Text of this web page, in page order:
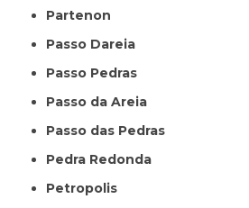
Partenon
Passo Dareia
Passo Pedras
Passo da Areia
Passo das Pedras
Pedra Redonda
Petropolis